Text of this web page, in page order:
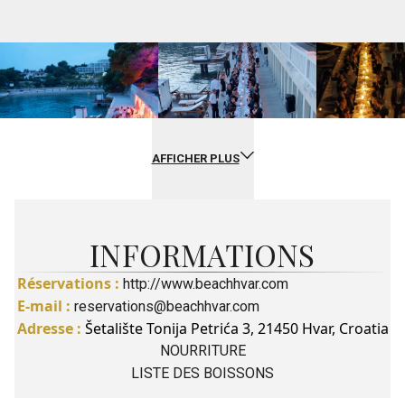
AFFICHER PLUS
INFORMATIONS
Réservations : http://www.beachhvar.com
E-mail : reservations@beachhvar.com
Adresse : Šetalište Tonija Petrića 3, 21450 Hvar, Croatia
NOURRITURE
LISTE DES BOISSONS